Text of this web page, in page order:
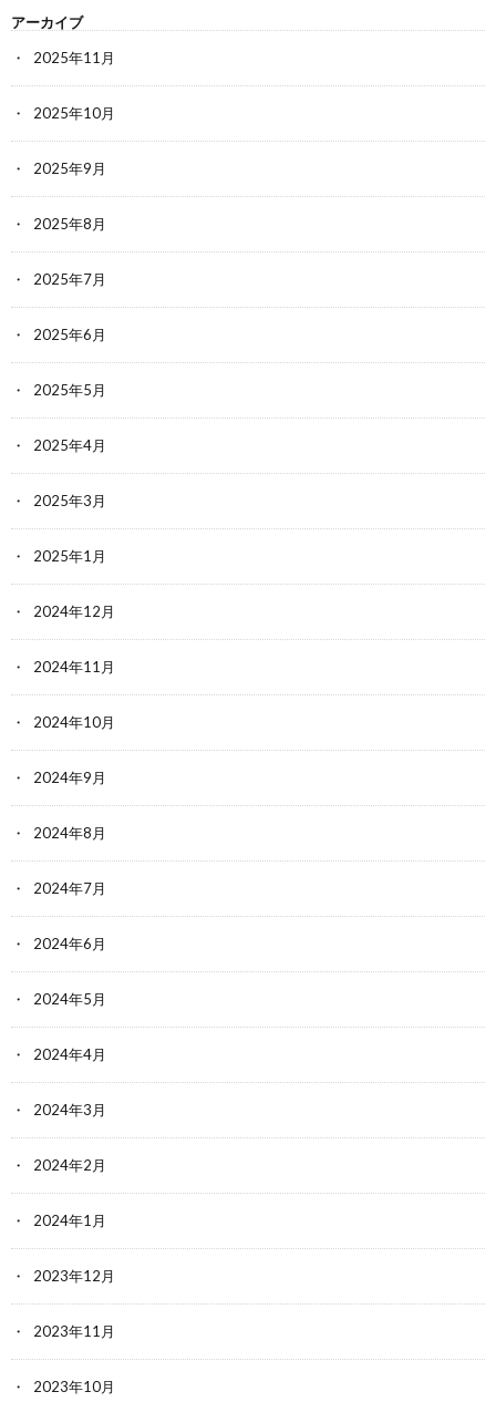
アーカイブ
2025年11月
2025年10月
2025年9月
2025年8月
2025年7月
2025年6月
2025年5月
2025年4月
2025年3月
2025年1月
2024年12月
2024年11月
2024年10月
2024年9月
2024年8月
2024年7月
2024年6月
2024年5月
2024年4月
2024年3月
2024年2月
2024年1月
2023年12月
2023年11月
2023年10月